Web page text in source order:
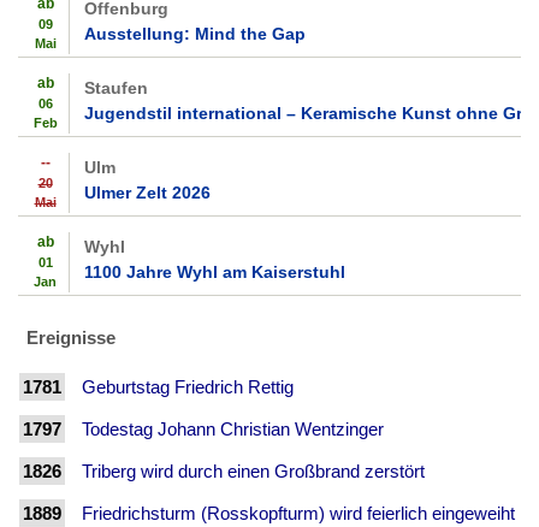
ab
09
Mai
Offenburg
Ausstellung: Mind the Gap
ab
06
Feb
Staufen
Jugendstil international – Keramische Kunst ohne
--
20
Mai
Ulm
Ulmer Zelt 2026
ab
01
Jan
Wyhl
1100 Jahre Wyhl am Kaiserstuhl
Ereignisse
1781 Geburtstag Friedrich Rettig
1797 Todestag Johann Christian Wentzinger
1826 Triberg wird durch einen Großbrand zerstört
1889 Friedrichsturm (Rosskopfturm) wird feierlich eingeweiht